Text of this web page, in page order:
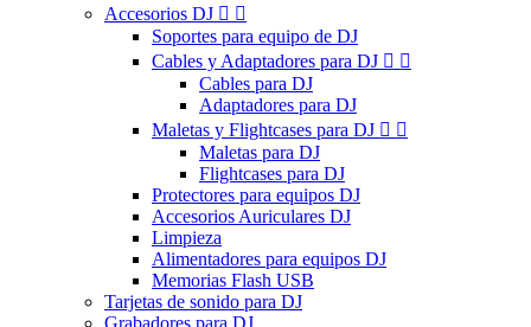
Accesorios DJ  
Soportes para equipo de DJ
Cables y Adaptadores para DJ  
Cables para DJ
Adaptadores para DJ
Maletas y Flightcases para DJ  
Maletas para DJ
Flightcases para DJ
Protectores para equipos DJ
Accesorios Auriculares DJ
Limpieza
Alimentadores para equipos DJ
Memorias Flash USB
Tarjetas de sonido para DJ
Grabadores para DJ